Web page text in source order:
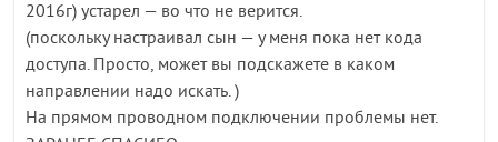
2016г) устарел — во что не верится.
(поскольку настраивал сын — у меня пока нет кода
доступа. Просто, может вы подскажете в каком
направлении надо искать. )
На прямом проводном подключении проблемы нет.